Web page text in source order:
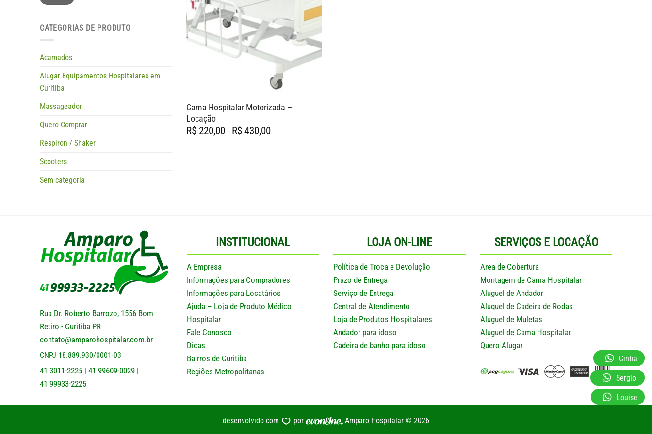
CATEGORIAS DE PRODUTO
Acamados
Alugar Equipamentos Hospitalares em
Curitiba
Massageador
Quero Comprar
Respiron / Shaker
Scooters
Sem categoria
Cama Hospitalar Motorizada –
Locação
R$ 220,00 – R$ 430,00Faixa
Rua Dr. Roberto Barrozo, 1556 Bom
Retiro - Curitiba PR
contato@amparohospitalar.com.br
CNPJ 18.889.930/0001-03
41 3011-2225 | 41 99609-0029 |
41 99933-2225
INSTITUCIONAL
A Empresa
Informações para Compradores
Informações para Locatários
Ajuda – Loja de Produto Médico
Hospitalar
Fale Conosco
Dicas
Bairros de Curitiba
Regiões Metropolitanas
LOJA ON-LINE
Política de Troca e Devolução
Prazo de Entrega
Serviço de Entrega
Central de Atendimento
Loja de Produtos Hospitalares
Andador para idoso
Cadeira de banho para idoso
SERVIÇOS E LOCAÇÃO
Área de Cobertura
Montagem de Cama Hospitalar
Aluguel de Andador
Aluguel de Cadeira de Rodas
Aluguel de Muletas
Aluguel de Cama Hospitalar
Quero Alugar
desenvolvido com por Amparo Hospitalar © 2026
Cintia
Louise
Sergio